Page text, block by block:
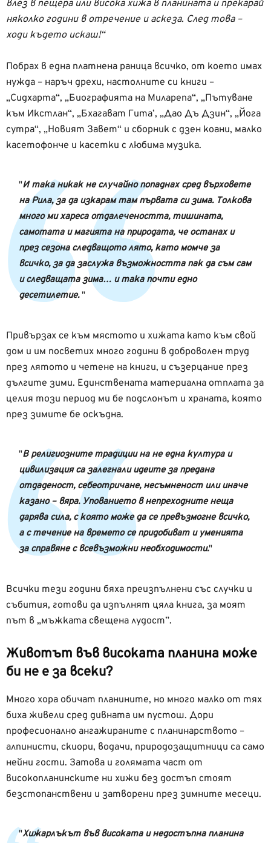
влез в пещера или висока хижа в планината и прекарай
няколко години в отречение и аскеза. След това –
ходи където искаш!“
Побрах в една платнена раница всичко, от което имах
нужда – наръч дрехи, настолните си книги –
„Сидхарта“, „Биографията на Миларепа“, „Пътуване
към Икстлан“, „Бхагават Гита’, „Дао Дъ Дзин“, „Йога
сутра“, „Новият Завет“ и сборник с дзен коани, малко
касетофонче и касетки с любима музика.
И така никак не случайно попаднах сред върховете
на Рила, за да изкарам там първата си зима. Толкова
много ми хареса отдалечеността, тишината,
самотата и магията на природата, че останах и
през сезона следващото лято, като момче за
всичко, за да заслужа възможността пак да съм сам
и следващата зима… и така почти едно
десетилетие.
Привързах се към мястото и хижата като към свой
дом и им посветих много години в доброволен труд
през лятото и четене на книги, и съзерцание през
дългите зими. Единствената материална отплата за
целия този период ми бе подслонът и храната, която
през зимите бе оскъдна.
В религиозните традиции на не една култура и
цивилизация са залегнали идеите за предана
отдаденост, себеотричане, несъмненост или иначе
казано – вяра. Упованието в непреходните неща
дарява сила, с която може да се превъзмогне всичко,
а с течение на времето се придобиват и уменията
за справяне с всевъзможни необходимости.
Всички тези години бяха преизпълнени със случки и
събития, готови да изпълнят цяла книга, за моят
път в „мъжката свещена лудост”.
Животът във високата планина може
би не е за всеки?
Много хора обичат планините, но много малко от тях
биха живели сред дивната им пустош. Дори
професионално ангажираните с планинарството –
алпинисти, скиори, водачи, природозащитници са само
нейни гости. Затова и голямата част от
високопланинските ни хижи без достъп стоят
безстопанствени и затворени през зимните месеци.
Хижарлъкът във високата и недостъпна планина